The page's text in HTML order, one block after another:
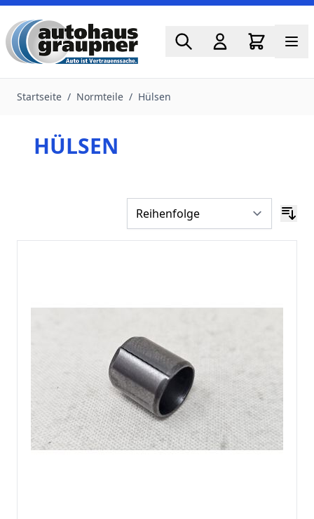
Zum Inhalt springen
Startseite / Normteile / Hülsen
HÜLSEN